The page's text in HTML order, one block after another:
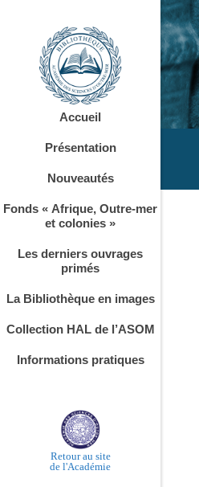
Accueil
Présentation
Nouveautés
Fonds « Afrique, Outre-mer
et colonies »
Les derniers ouvrages
primés
La Bibliothèque en images
Collection HAL de l’ASOM
Informations pratiques
Retour au site
de l'Académie